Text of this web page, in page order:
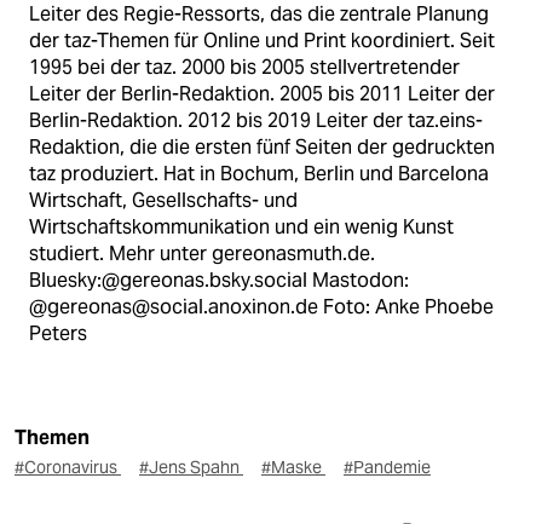
Leiter des Regie-Ressorts, das die zentrale Planung
der taz-Themen für Online und Print koordiniert. Seit
1995 bei der taz. 2000 bis 2005 stellvertretender
Leiter der Berlin-Redaktion. 2005 bis 2011 Leiter der
Berlin-Redaktion. 2012 bis 2019 Leiter der taz.eins-
Redaktion, die die ersten fünf Seiten der gedruckten
taz produziert. Hat in Bochum, Berlin und Barcelona
Wirtschaft, Gesellschafts- und
Wirtschaftskommunikation und ein wenig Kunst
studiert. Mehr unter gereonasmuth.de.
Bluesky:@gereonas.bsky.social Mastodon:
@gereonas@social.anoxinon.de Foto: Anke Phoebe
Peters
Themen
#Coronavirus #Jens Spahn #Maske #Pandemie